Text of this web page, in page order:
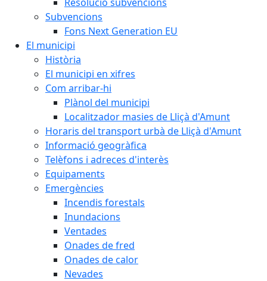
Subvencions
Fons Next Generation EU
El municipi
Història
El municipi en xifres
Com arribar-hi
Plànol del municipi
Localitzador masies de Lliçà d'Amunt
Horaris del transport urbà de Lliçà d'Amunt
Informació geogràfica
Telèfons i adreces d'interès
Equipaments
Emergències
Incendis forestals
Inundacions
Ventades
Onades de fred
Onades de calor
Nevades